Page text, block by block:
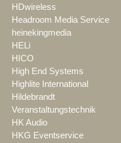
HDwireless
Headroom Media Service
heinekingmedia
HELi
HICO
High End Systems
Highlite International
Hildebrandt
Veranstaltungstechnik
HK Audio
HKG Eventservice